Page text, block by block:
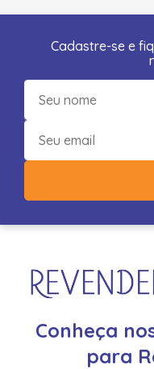
Cadastre-se e
Conheça
para